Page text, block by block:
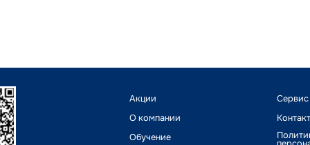
Акции
О компании
Обучение
Сервис